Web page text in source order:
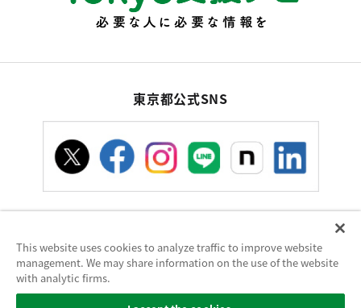
東京都公式SNS
お問い合わせサイトポリシー使い方ヘルプ
サイトマップ
東京都庁：〒163-8001 東京都新宿区西新宿2-8-1 電話：03-5321-1111（代
This website uses cookies to analyze traffic to improve website
management. We may share information on the use of the website
with analytic firms.